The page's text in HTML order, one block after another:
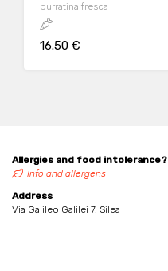
burratina fresca
16.50 €
Allergies and food intolerance?
Info and allergens
Address
Via Galileo Galilei 7, Silea